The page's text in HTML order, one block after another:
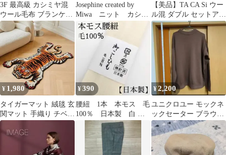
3F 最高級 カシミヤ混
ウール毛布 ブランケッ
ト 100%毛 日本製
Josephine created by
Miwa ニット カシミ
ア 毛 S 黒
【美品】TA CA Si ウー
ル混 ダブル セットアッ
プ ノーカラージャケッ
ト
¥ 1,980
タイガーマット 絨毯 玄
関マット 手織り チベタ
ンラグ 厚手 アジアン
オシャレ
¥390
腰紐 1本 本モス 毛
100％ 日本製 白 着
物 浴衣 和装小物237
¥2,200
ユニクロユー モックネ
ックセーター ブラウン
XL ニット ウール100